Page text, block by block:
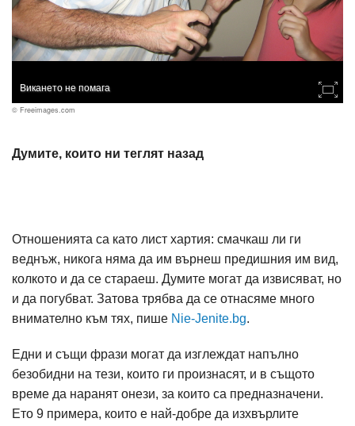
Викането не помага
© Freeimages.com
Думите, които ни теглят назад
Отношенията са като лист хартия: смачкаш ли ги
веднъж, никога няма да им върнеш предишния им вид,
колкото и да се стараеш. Думите могат да извисяват, но
и да погубват. Затова трябва да се отнасяме много
внимателно към тях, пише Nie-Jenite.bg.
Едни и същи фрази могат да изглеждат напълно
безобидни на тези, които ги произнасят, и в същото
време да наранят онези, за които са предназначени.
Ето 9 примера, които е най-добре да изхвърлите